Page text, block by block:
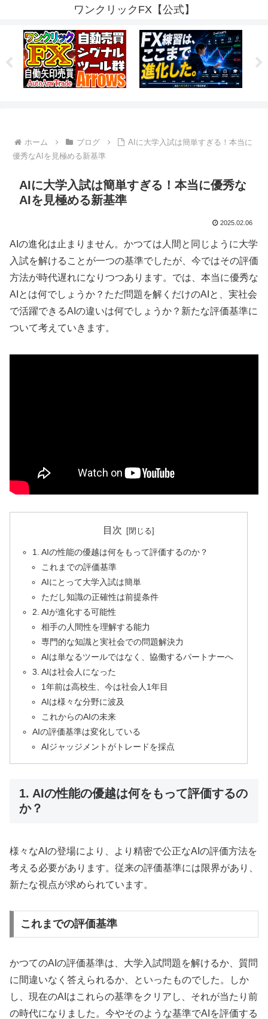
ワンクリックFX【公式】
ホーム ブログ
AIに大学入試は簡単すぎる！本当に
優秀なAIを見極める新基準
AIに大学入試は簡単すぎる！本当に優秀な
AIを見極める新基準
2025.02.06
AIの進化は止まりません。かつては人間と同じように大学
入試を解けることが一つの基準でしたが、今ではその評価
方法が時代遅れになりつつあります。では、本当に優秀な
AIとは何でしょうか？ただ問題を解くだけのAIと、実社会
で活躍できるAIの違いは何でしょうか？新たな評価基準に
ついて考えていきます。
目次
1. AIの性能の優越は何をもって評価するのか？
これまでの評価基準
AIにとって大学入試は簡単
ただし知識の正確性は前提条件
2. AIが進化する可能性
相手の人間性を理解する能力
専門的な知識と実社会での問題解決力
AIは単なるツールではなく、協働するパートナーへ
3. AIは社会人になった
1年前は高校生、今は社会人1年目
AIは様々な分野に波及
これからのAIの未来
AIの評価基準は変化している
AIジャッジメントがトレードを採点
1. AIの性能の優越は何をもって評価するの
か？
様々なAIの登場により、より精密で公正なAIの評価方法を
考える必要があります。従来の評価基準には限界があり、
新たな視点が求められています。
これまでの評価基準
かつてのAIの評価基準は、大学入試問題を解けるか、質問
に間違いなく答えられるか、といったものでした。しか
し、現在のAIはこれらの基準をクリアし、それが当たり前
の時代になりました。今やそのような基準でAIを評価する